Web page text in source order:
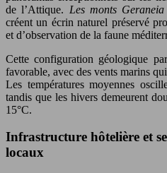
de l’Attique. Les monts Geraneia
créent un écrin naturel préservé
et d’observation de la faune
Cette configuration géologique
favorable, avec des vents marins
Les températures moyennes
tandis que les hivers demeurent
15°C.
Infrastructure hôtelière et
locaux